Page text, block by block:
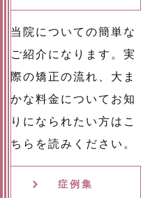
当院についての簡単な
ご紹介になります。実
際の矯正の流れ、大ま
かな料金についてお知
りになられたい方はこ
ちらを読みください。
症例集